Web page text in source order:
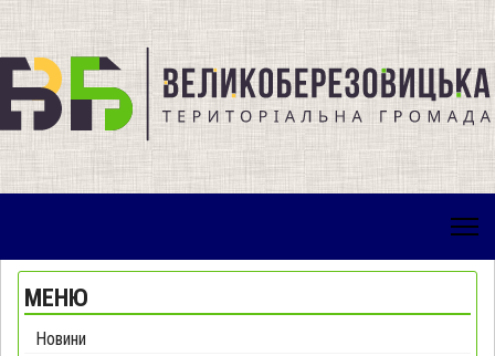
МЕНЮ
Новини